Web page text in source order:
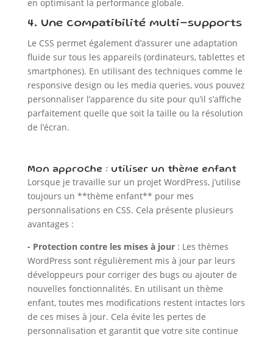
en optimisant la performance globale.
4. Une compatibilité multi-supports
Le CSS permet également d’assurer une adaptation
fluide sur tous les appareils (ordinateurs, tablettes et
smartphones). En utilisant des techniques comme le
responsive design ou les media queries, vous pouvez
personnaliser l’apparence du site pour qu’il s’affiche
parfaitement quelle que soit la taille ou la résolution
de l’écran.
Mon approche : utiliser un thème enfant
Lorsque je travaille sur un projet WordPress, j’utilise
toujours un **thème enfant** pour mes
personnalisations en CSS. Cela présente plusieurs
avantages :
- Protection contre les mises à jour: Les thèmes
WordPress sont régulièrement mis à jour par leurs
développeurs pour corriger des bugs ou ajouter de
nouvelles fonctionnalités. En utilisant un thème
enfant, toutes mes modifications restent intactes lors
de ces mises à jour. Cela évite les pertes de
personnalisation et garantit que votre site continue